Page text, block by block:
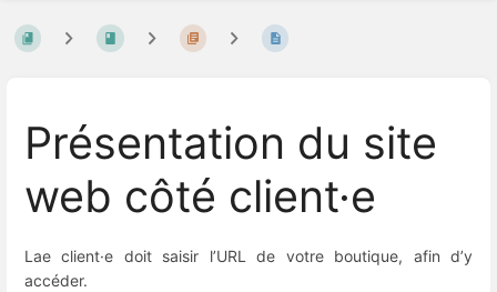
Présentation du site
web côté client·e
Lae client·e doit saisir l’URL de votre boutique, afin d’y
accéder.